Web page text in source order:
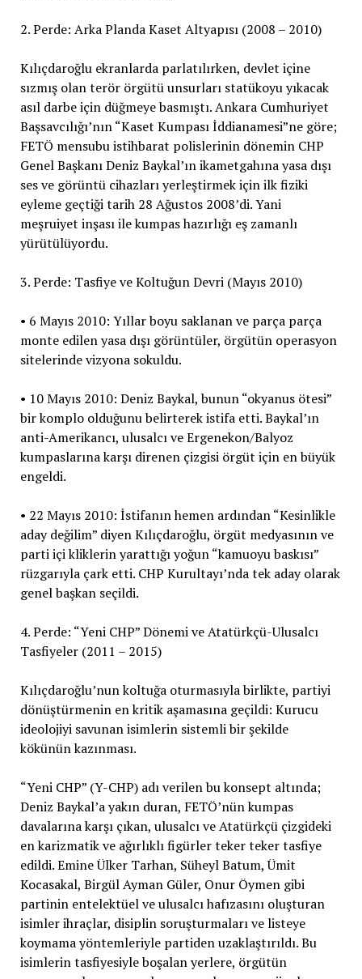
2. Perde: Arka Planda Kaset Altyapısı (2008 – 2010)
Kılıçdaroğlu ekranlarda parlatılırken, devlet içine
sızmış olan terör örgütü unsurları statükoyu yıkacak
asıl darbe için düğmeye basmıştı. Ankara Cumhuriyet
Başsavcılığı’nın “Kaset Kumpası İddianamesi”ne göre;
FETÖ mensubu istihbarat polislerinin dönemin CHP
Genel Başkanı Deniz Baykal’ın ikametgahına yasa dışı
ses ve görüntü cihazları yerleştirmek için ilk fiziki
eyleme geçtiği tarih 28 Ağustos 2008’di. Yani
meşruiyet inşası ile kumpas hazırlığı eş zamanlı
yürütülüyordu.
3. Perde: Tasfiye ve Koltuğun Devri (Mayıs 2010)
• 6 Mayıs 2010: Yıllar boyu saklanan ve parça parça
monte edilen yasa dışı görüntüler, örgütün operasyon
sitelerinde vizyona sokuldu.
• 10 Mayıs 2010: Deniz Baykal, bunun “okyanus ötesi”
bir komplo olduğunu belirterek istifa etti. Baykal’ın
anti-Amerikancı, ulusalcı ve Ergenekon/Balyoz
kumpaslarına karşı direnen çizgisi örgüt için en büyük
engeldi.
• 22 Mayıs 2010: İstifanın hemen ardından “Kesinlikle
aday değilim” diyen Kılıçdaroğlu, örgüt medyasının ve
parti içi kliklerin yarattığı yoğun “kamuoyu baskısı”
rüzgarıyla çark etti. CHP Kurultayı’nda tek aday olarak
genel başkan seçildi.
4. Perde: “Yeni CHP” Dönemi ve Atatürkçü-Ulusalcı
Tasfiyeler (2011 – 2015)
Kılıçdaroğlu’nun koltuğa oturmasıyla birlikte, partiyi
dönüştürmenin en kritik aşamasına geçildi: Kurucu
ideolojiyi savunan isimlerin sistemli bir şekilde
kökünün kazınması.
“Yeni CHP” (Y-CHP) adı verilen bu konsept altında;
Deniz Baykal’a yakın duran, FETÖ’nün kumpas
davalarına karşı çıkan, ulusalcı ve Atatürkçü çizgideki
en karizmatik ve ağırlıklı figürler teker teker tasfiye
edildi. Emine Ülker Tarhan, Süheyl Batum, Ümit
Kocasakal, Birgül Ayman Güler, Onur Öymen gibi
partinin entelektüel ve ulusalcı hafızasını oluşturan
isimler ihraçlar, disiplin soruşturmaları ve listeye
koymama yöntemleriyle partiden uzaklaştırıldı. Bu
isimlerin tasfiyesiyle boşalan yerlere, örgütün